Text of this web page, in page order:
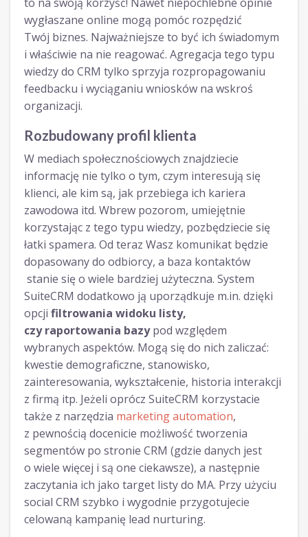
to na swoją korzyść! Nawet niepochlebne opinie
wygłaszane online mogą pomóc rozpędzić
Twój biznes. Najważniejsze to być ich świadomym
i właściwie na nie reagować. Agregacja tego typu
wiedzy do CRM tylko sprzyja rozpropagowaniu
feedbacku i wyciąganiu wniosków na wskroś
organizacji.
Rozbudowany profil klienta
W mediach społecznościowych znajdziecie
informację nie tylko o tym, czym interesują się
klienci, ale kim są, jak przebiega ich kariera
zawodowa itd. Wbrew pozorom, umiejętnie
korzystając z tego typu wiedzy, pozbędziecie się
łatki spamera. Od teraz Wasz komunikat będzie
dopasowany do odbiorcy, a baza kontaktów
stanie się o wiele bardziej użyteczna. System
SuiteCRM dodatkowo ją uporządkuje m.in. dzięki
opcji filtrowania widoku listy,
czy raportowania bazypod względem
wybranych aspektów. Mogą się do nich zaliczać:
kwestie demograficzne, stanowisko,
zainteresowania, wykształcenie, historia interakcji
z firmą itp. Jeżeli oprócz SuiteCRM korzystacie
także z narzędzia marketing automation,
z pewnością docenicie możliwość tworzenia
segmentów po stronie CRM (gdzie danych jest
o wiele więcej i są one ciekawsze), a następnie
zaczytania ich jako target listy do MA. Przy użyciu
social CRM szybko i wygodnie przygotujecie
celowaną kampanię lead nurturing.